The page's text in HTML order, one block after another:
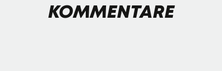
KOMMENTARE